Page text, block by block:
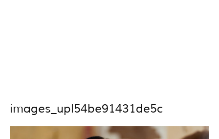
images_upl54be91431de5c